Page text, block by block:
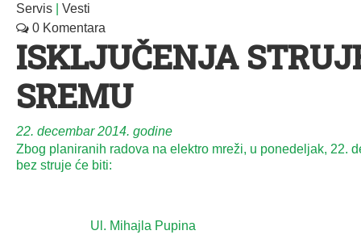
Servis
Vesti
0 Komentara
ISKLJUČENJA
SREMU
22. decembar 2014. godine
Zbog planiranih radova na elektro mreži, u ponedeljak, 22.
bez struje će biti:
Ul. Mihajla Pupina